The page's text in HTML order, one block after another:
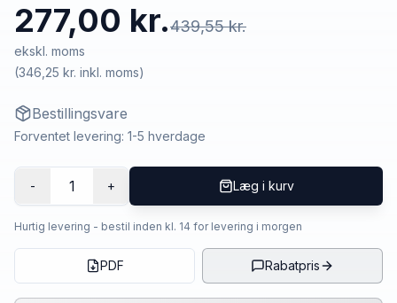
277,00 kr.439,55 kr.
ekskl. moms
(346,25 kr. inkl. moms)
Bestillingsvare
Forventet levering: 1-5 hverdage
- 1 + Læg i kurv
Hurtig levering - bestil inden kl. 14 for levering i morgen
PDF Rabatpris